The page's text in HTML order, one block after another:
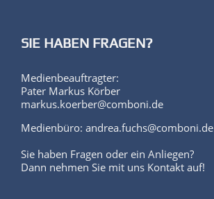
SIE HABEN FRAGEN?
Medienbeauftragter:
Pater Markus Körber
markus.koerber@comboni.de
Medienbüro: andrea.fuchs@comboni.de
Sie haben Fragen oder ein Anliegen?
Dann nehmen Sie mit uns Kontakt auf!